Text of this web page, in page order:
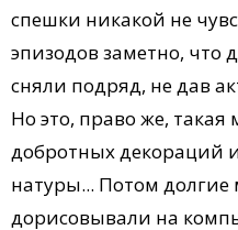
спешки никакой не
эпизодов заметно, что
сняли подряд, не дав
Но это, право же,
добротных декораций
натуры... Потом долгие
дорисовывали на